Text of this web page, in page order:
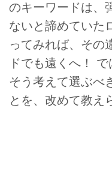
のキーワードは、
ないと諦めていた
ってみれば、その
ドでも遠くへ！
そう考えて選ぶべ
とを、改めて教え